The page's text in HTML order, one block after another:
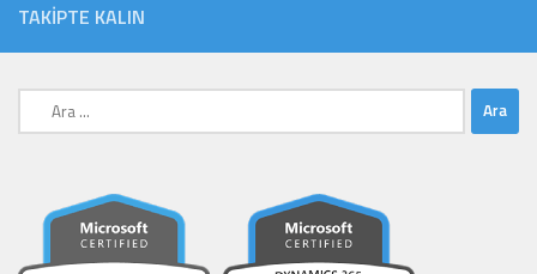
TAKIPTE KALIN
Arama: